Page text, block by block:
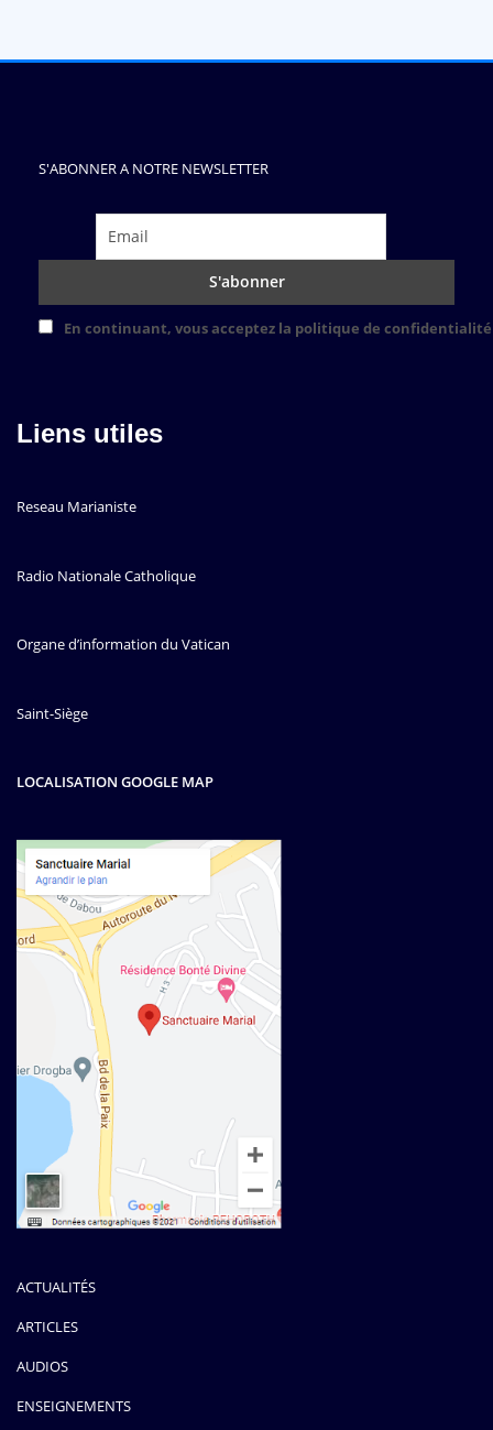
S'ABONNER A NOTRE NEWSLETTER
En continuant, vous acceptez la politique de confidentialité
Liens utiles
Reseau Marianiste
Radio Nationale Catholique
Organe d’information du Vatican
Saint-Siège
LOCALISATION GOOGLE MAP
ACTUALITÉS
ARTICLES
AUDIOS
ENSEIGNEMENTS